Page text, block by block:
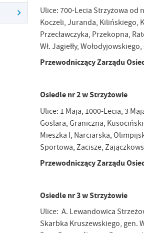
Ulice: 700-Lecia Strzyżowa od
Koczeli, Juranda, Kilińskiego,
Przecławczyka, Przekopna,
Wł. Jagiełły,
Przewodniczący Zarządu
Osiedle nr 2 w Strzyżowie
Ulice: 1 Maja, 1000-Lecia, 3
Goslara, Graniczna,
Mieszka I, Narciarska,
Sportowa, Zacisze,
Przewodniczący Zarządu
Osiedle nr 3 w Strzyżowie
Ulice: A. Lewandowica
Skarbka Kruszewskiego, gen.